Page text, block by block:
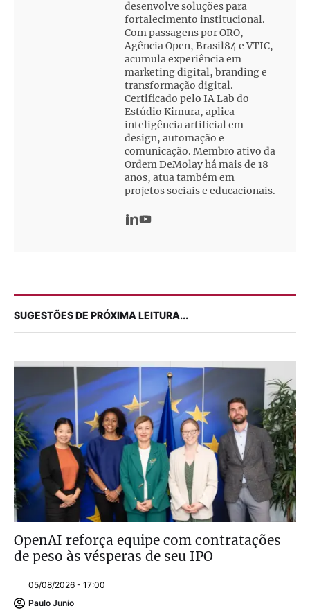
desenvolve soluções para
fortalecimento institucional.
Com passagens por ORO,
Agência Open, Brasil84 e VTIC,
acumula experiência em
marketing digital, branding e
transformação digital.
Certificado pelo IA Lab do
Estúdio Kimura, aplica
inteligência artificial em
design, automação e
comunicação. Membro ativo da
Ordem DeMolay há mais de 18
anos, atua também em
projetos sociais e educacionais.
SUGESTÕES DE PRÓXIMA LEITURA...
OpenAI reforça equipe com contratações
de peso às vésperas de seu IPO
05/08/2026 - 17:00
Paulo Junio